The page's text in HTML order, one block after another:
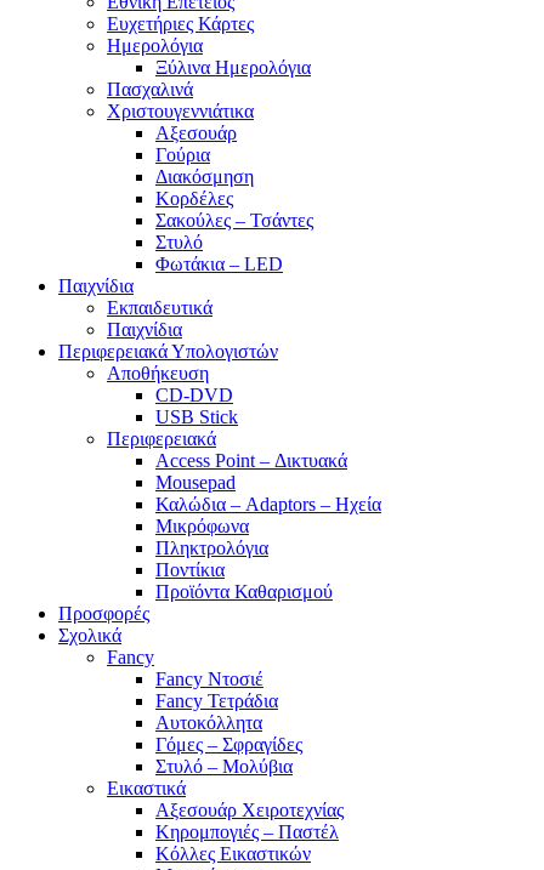
Ευχετήριες Κάρτες
Ημερολόγια
Ξύλινα Ημερολόγια
Πασχαλινά
Χριστουγεννιάτικα
Αξεσουάρ
Γούρια
Διακόσμηση
Κορδέλες
Σακούλες – Τσάντες
Στυλό
Φωτάκια – LED
Παιχνίδια
Εκπαιδευτικά
Παιχνίδια
Περιφερειακά Υπολογιστών
Αποθήκευση
CD-DVD
USB Stick
Περιφερειακά
Access Point – Δικτυακά
Mousepad
Καλώδια – Adaptors – Ηχεία
Μικρόφωνα
Πληκτρολόγια
Ποντίκια
Προϊόντα Καθαρισμού
Προσφορές
Σχολικά
Fancy
Fancy Ντοσιέ
Fancy Τετράδια
Αυτοκόλλητα
Γόμες – Σφραγίδες
Στυλό – Μολύβια
Εικαστικά
Αξεσουάρ Χειροτεχνίας
Κηρομπογιές – Παστέλ
Κόλλες Εικαστικών